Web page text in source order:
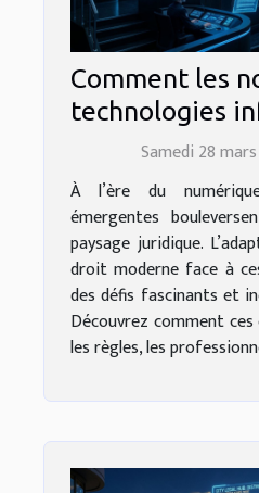
Comment les
technologies
elles le droit
Samedi 28
À l’ère du
émergentes
paysage juridique.
droit moderne face à
des défis fascinants et
Découvrez comment
les règles, les